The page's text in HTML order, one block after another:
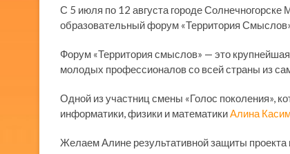
С 5 июля по 12 августа городе
образовательный форум «Территория
Форум «Территория смыслов» — это
молодых профессионалов со всей страны из
Одной из участниц смены «Голос поколения»,
информатики, физики и математикиАлина
Желаем Алине результативной защиты